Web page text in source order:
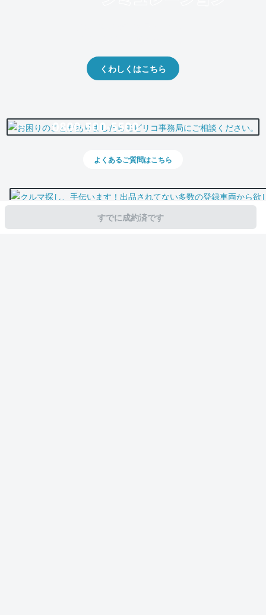
すでに成約済です
くわしくはこちら
0800-500-5500
よくあるご質問はこちら